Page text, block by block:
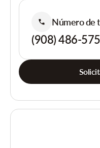
Número de
(908) 486-